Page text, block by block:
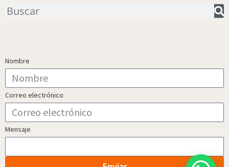
Buscar
Nombre
Correo electrónico
Mensaje